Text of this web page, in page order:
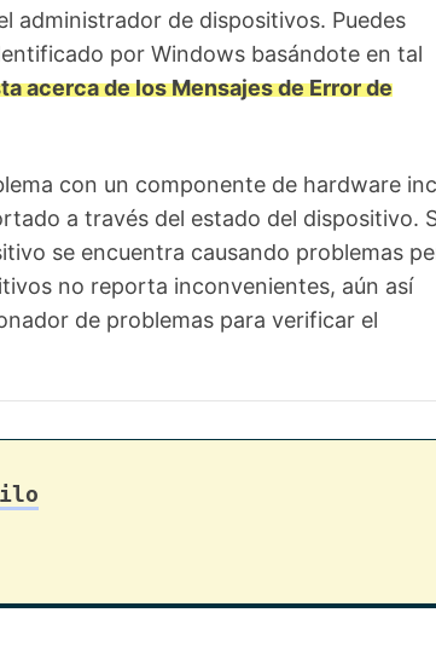
administrador de dispositivos. Puedes
por Windows basándote en tal
acerca de los Mensajes de Error de
con un componente de hardware
a través del estado del dispositivo.
se encuentra causando problemas
no reporta inconvenientes, aún así
de problemas para verificar el